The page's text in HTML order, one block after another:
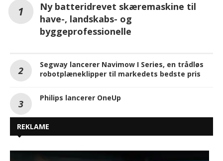
Ny batteridrevet skæremaskine til
have-, landskabs- og
byggeprofessionelle
Segway lancerer Navimow I Series, en trådløs
robotplæneklipper til markedets bedste pris
Philips lancerer OneUp
REKLAME